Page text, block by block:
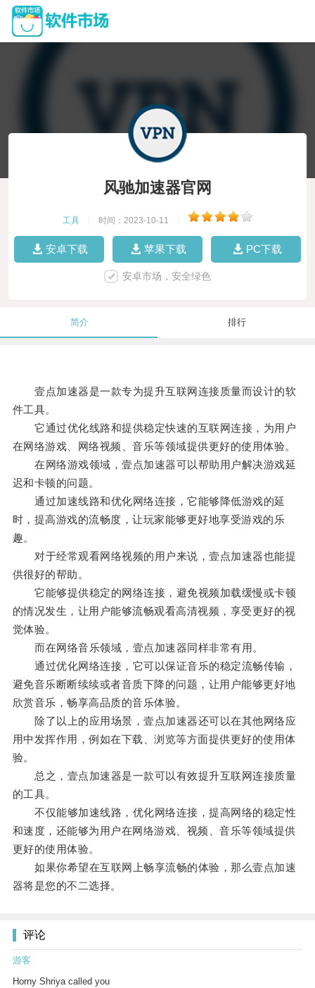
风驰加速器官网
工具 时间：2023-10-11
安卓下载 苹果下载 PC下载
安卓市场，安全绿色
简介 排行
壹点加速器是一款专为提升互联网连接质量而设计的软
件工具。
它通过优化线路和提供稳定快速的互联网连接，为用户
在网络游戏、网络视频、音乐等领域提供更好的使用体验。
在网络游戏领域，壹点加速器可以帮助用户解决游戏延
迟和卡顿的问题。
通过加速线路和优化网络连接，它能够降低游戏的延
时，提高游戏的流畅度，让玩家能够更好地享受游戏的乐
趣。
对于经常观看网络视频的用户来说，壹点加速器也能提
供很好的帮助。
它能够提供稳定的网络连接，避免视频加载缓慢或卡顿
的情况发生，让用户能够流畅观看高清视频，享受更好的视
觉体验。
而在网络音乐领域，壹点加速器同样非常有用。
通过优化网络连接，它可以保证音乐的稳定流畅传输，
避免音乐断断续续或者音质下降的问题，让用户能够更好地
欣赏音乐，畅享高品质的音乐体验。
除了以上的应用场景，壹点加速器还可以在其他网络应
用中发挥作用，例如在下载、浏览等方面提供更好的使用体
验。
总之，壹点加速器是一款可以有效提升互联网连接质量
的工具。
不仅能够加速线路，优化网络连接，提高网络的稳定性
和速度，还能够为用户在网络游戏、视频、音乐等领域提供
更好的使用体验。
如果你希望在互联网上畅享流畅的体验，那么壹点加速
器将是您的不二选择。
评论
游客
Horny Shriya called you